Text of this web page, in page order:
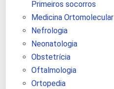
Primeiros socorros
Medicina Ortomolecular
Nefrologia
Neonatologia
Obstetrícia
Oftalmologia
Ortopedia